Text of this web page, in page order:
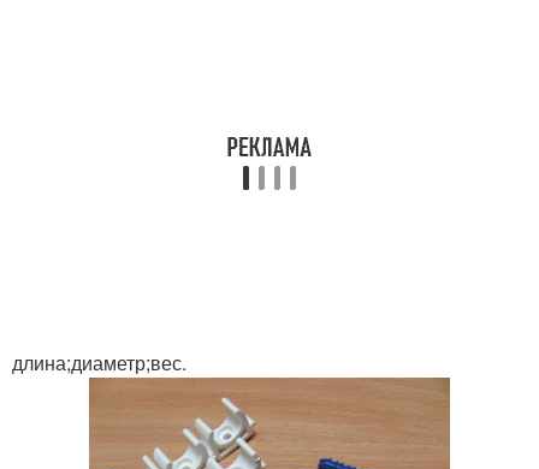
длина;диаметр;вес.